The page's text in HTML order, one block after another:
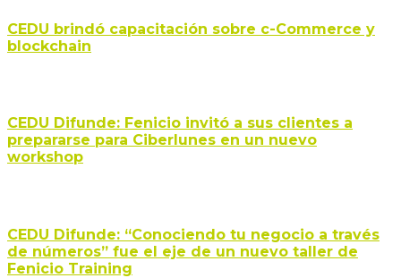
CEDU brindó capacitación sobre c-Commerce y
blockchain
CEDU Difunde: Fenicio invitó a sus clientes a
prepararse para Ciberlunes en un nuevo
workshop
CEDU Difunde: “Conociendo tu negocio a través
de números” fue el eje de un nuevo taller de
Fenicio Training